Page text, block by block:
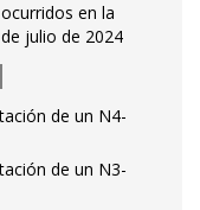
en la
julio de 2024
de un N4-
de un N3-